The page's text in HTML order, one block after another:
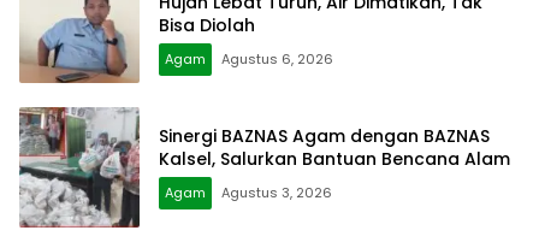
Bisa Diolah
Agam Agustus 6, 2026
Sinergi BAZNAS Agam dengan BAZNAS
Kalsel, Salurkan Bantuan Bencana Alam
Agam Agustus 3, 2026